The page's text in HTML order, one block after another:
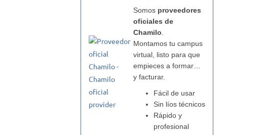
Somos proveedores
oficiales de
Chamilo
Montamos tu campus
virtual, listo para que
empieces a formar…
y facturar.
Fácil de usar
Sin líos técnicos
Rápido y
profesional